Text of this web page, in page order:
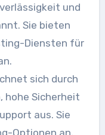
und
Sie bieten
Diensten für
sich durch
hohe Sicherheit
aus. Sie
Optionen an,